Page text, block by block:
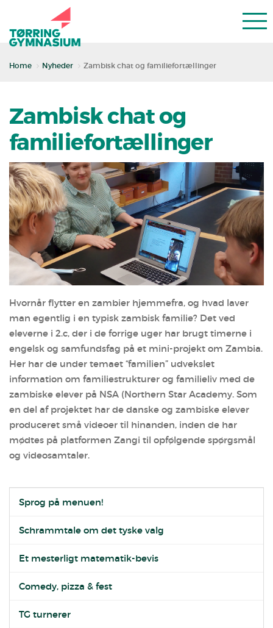
Home Nyheder Zambisk chat og familiefortællinger
Zambisk chat og
familiefortællinger
Hvornår flytter en zambier hjemmefra, og hvad laver
man egentlig i en typisk zambisk familie? Det ved
eleverne i 2.c, der i de forrige uger har brugt timerne i
engelsk og samfundsfag på et mini-projekt om Zambia.
Her har de under temaet “familien” udvekslet
information om familiestrukturer og familieliv med de
zambiske elever på NSA (Northern Star Academy. Som
en del af projektet har de danske og zambiske elever
produceret små videoer til hinanden, inden de har
mødtes på platformen Zangi til opfølgende spørgsmål
og videosamtaler.
Sprog på menuen!
Schrammtale om det tyske valg
Et mesterligt matematik-bevis
Comedy, pizza & fest
TG turnerer